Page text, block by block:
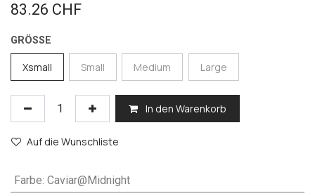
83.26 CHF
GRÖSSE
Xsmall Small Medium Large
In den Warenkorb
Auf die Wunschliste
Farbe: Caviar@Midnight